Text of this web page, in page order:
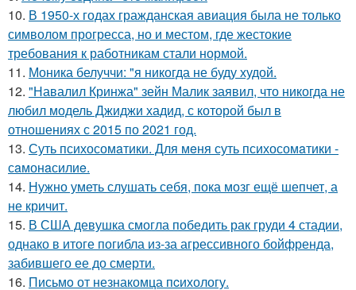
10. В 1950-х годах гражданская авиация была не только
символом прогресса, но и местом, где жестокие
требования к работникам стали нормой.
11. Моника белуччи: "я никогда не буду худой.
12. "Навалил Кринжа" зейн Малик заявил, что никогда не
любил модель Джиджи хадид, с которой был в
отношениях с 2015 по 2021 год.
13. Суть психосомaтики. Для мeня суть психосомaтики -
сaмонaсилиe.
14. Нужно уметь слушать себя, пока мозг ещё шепчет, а
не кричит.
15. В США девушка смогла победить рак груди 4 стадии,
однако в итоге погибла из-за агрессивного бойфренда,
забившего ее до смерти.
16. Письмo от незнакомца пcихологу.